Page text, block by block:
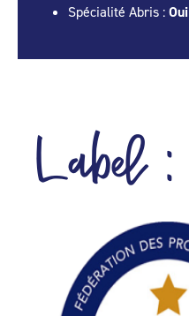
Spécialité Abris : Oui
Label :